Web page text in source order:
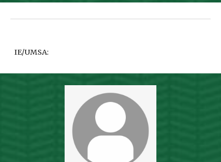
IE/UMSA: